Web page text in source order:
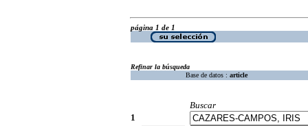
página 1 de 1
Refinar la búsqueda
Base de datos : article
Buscar
1